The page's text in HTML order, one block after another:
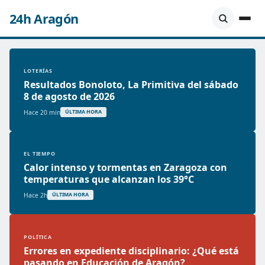
24h Aragón
LOTERÍAS
Resultados Bonoloto, La Primitiva del sábado
8 de agosto de 2026
Hace 20 min ÚLTIMA HORA
EL TIEMPO
Calor intenso y tormentas en Zaragoza con
temperaturas que alcanzan los 39°C
Hace 2h ÚLTIMA HORA
POLÍTICA
Errores en expediente disciplinario: ¿Qué está